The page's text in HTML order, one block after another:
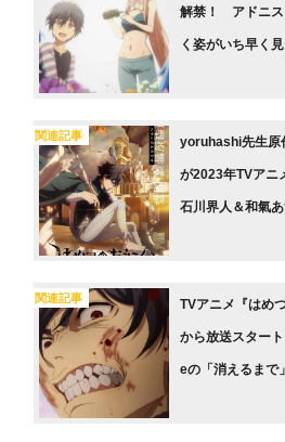
解禁！ アドニス
く姿がいち早く
関連記事 yoruhashi先生原
が2023年TVア
石川界人＆和氣
関連記事 TVアニメ『はめ
から放送スター
eの「消えるまで